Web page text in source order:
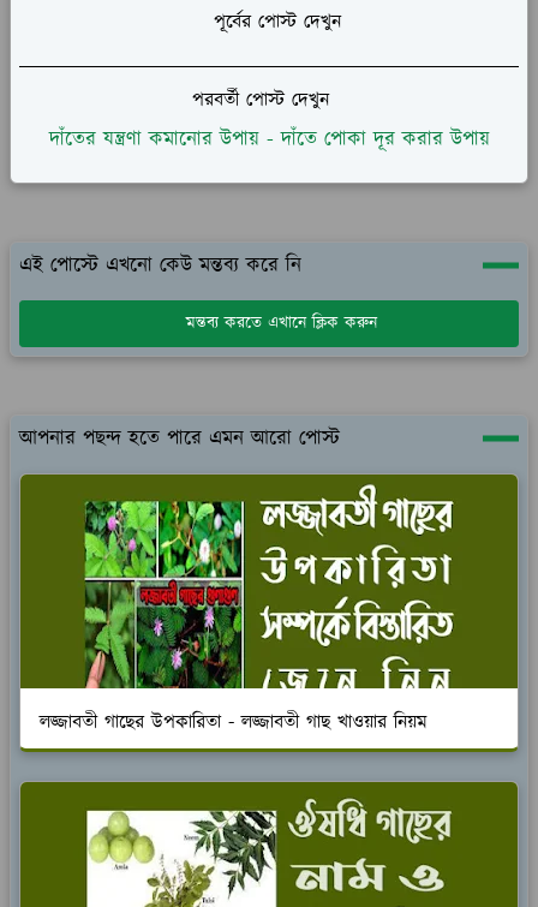
পূর্বের পোস্ট দেখুন
পরবর্তী পোস্ট দেখুন
দাঁতের যন্ত্রণা কমানোর উপায় - দাঁতে পোকা দূর করার উপায়
এই পোস্টে এখনো কেউ মন্তব্য করে নি
মন্তব্য করতে এখানে ক্লিক করুন
আপনার পছন্দ হতে পারে এমন আরো পোস্ট
লজ্জাবতী গাছের উপকারিতা - লজ্জাবতী গাছ খাওয়ার নিয়ম